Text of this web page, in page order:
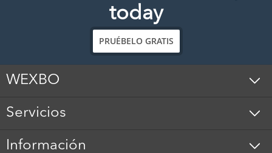
today
PRUÉBELO GRATIS
WEXBO
Servicios
Información